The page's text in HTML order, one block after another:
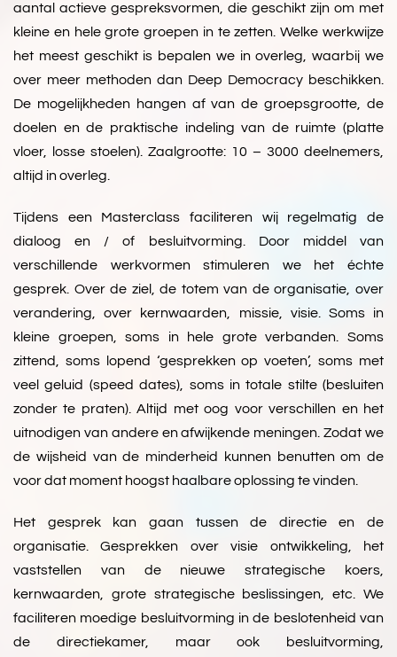
aantal actieve gespreksvormen, die geschikt zijn om met
kleine en hele grote groepen in te zetten. Welke werkwijze
het meest geschikt is bepalen we in overleg, waarbij we
over meer methoden dan Deep Democracy beschikken.
De mogelijkheden hangen af van de groepsgrootte, de
doelen en de praktische indeling van de ruimte (platte
vloer, losse stoelen). Zaalgrootte: 10 – 3000 deelnemers,
altijd in overleg.
Tijdens een Masterclass faciliteren wij regelmatig de
dialoog en / of besluitvorming. Door middel van
verschillende werkvormen stimuleren we het échte
gesprek. Over de ziel, de totem van de organisatie, over
verandering, over kernwaarden, missie, visie. Soms in
kleine groepen, soms in hele grote verbanden. Soms
zittend, soms lopend ‘gesprekken op voeten’, soms met
veel geluid (speed dates), soms in totale stilte (besluiten
zonder te praten). Altijd met oog voor verschillen en het
uitnodigen van andere en afwijkende meningen. Zodat we
de wijsheid van de minderheid kunnen benutten om de
voor dat moment hoogst haalbare oplossing te vinden.
Het gesprek kan gaan tussen de directie en de
organisatie. Gesprekken over visie ontwikkeling, het
vaststellen van de nieuwe strategische koers,
kernwaarden, grote strategische beslissingen, etc. We
faciliteren moedige besluitvorming in de beslotenheid van
de directiekamer, maar ook besluitvorming,